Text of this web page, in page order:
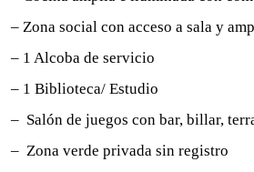
– Zona social con acceso a sala y
– 1 Alcoba de servicio
– 1 Biblioteca/ Estudio
– Salón de juegos con bar, billar,
– Zona verde privada sin registro